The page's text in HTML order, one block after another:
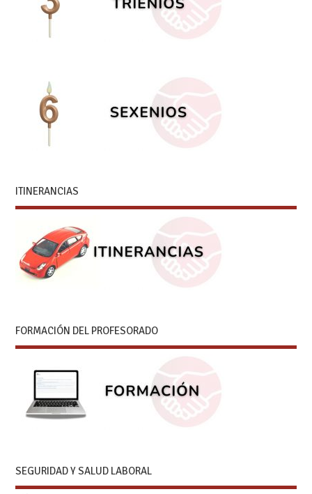
ITINERANCIAS
FORMACIÓN DEL PROFESORADO
SEGURIDAD Y SALUD LABORAL